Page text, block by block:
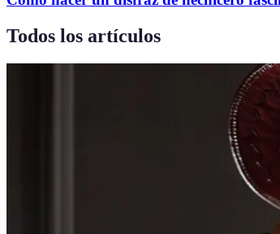
Todos los artículos